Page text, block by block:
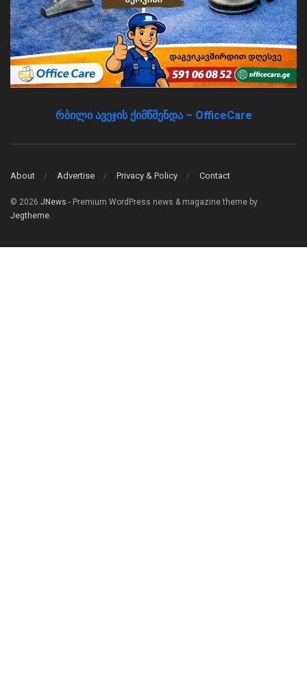
რბილი ავეჯის ქიმწმენდა – OfficeCare
About Advertise Privacy & Policy Contact
© 2026 JNews - Premium WordPress news & magazine theme by
Jegtheme